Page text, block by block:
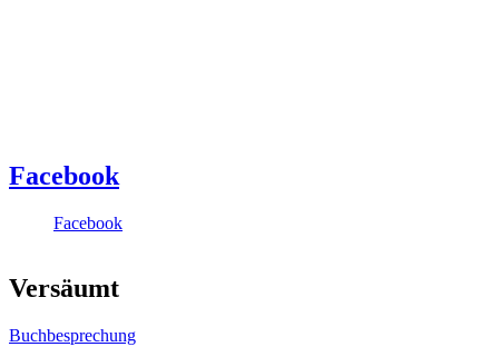
Facebook
Facebook
Versäumt
Buchbesprechung